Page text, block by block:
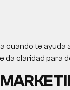
cuando te ayuda
da claridad para